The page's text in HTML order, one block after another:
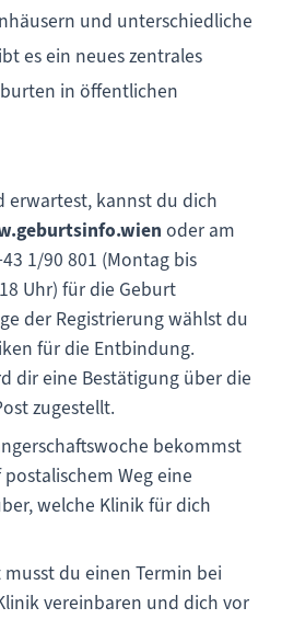
und unterschiedliche
es ein neues zentrales
in öffentlichen
erwartest, kannst du dich
oder am
1/90 801 (Montag bis
Uhr) für die Geburt
der Registrierung wählst du
für die Entbindung.
dir eine Bestätigung über die
zugestellt.
bekommst
Weg eine
welche Klinik für dich
du einen Termin bei
vereinbaren und dich vor